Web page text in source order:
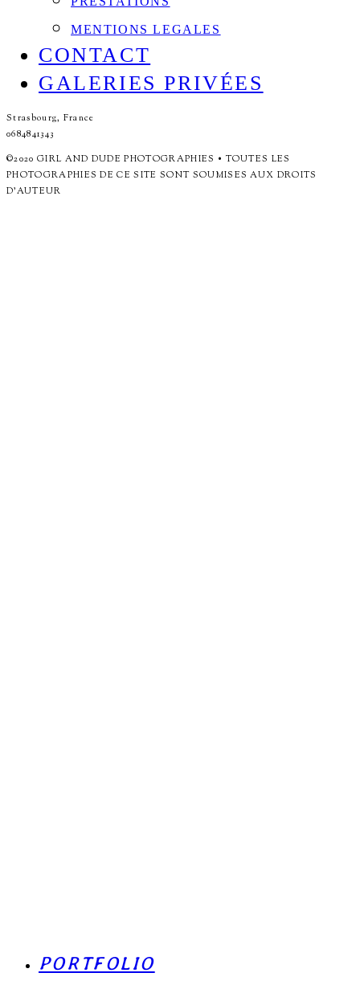
MENTIONS LEGALES
CONTACT
GALERIES PRIVÉES
Strasbourg, France
0684841343
©2020 GIRL AND DUDE PHOTOGRAPHIES • TOUTES LES
PHOTOGRAPHIES DE CE SITE SONT SOUMISES AUX DROITS
D'AUTEUR
PORTFOLIO